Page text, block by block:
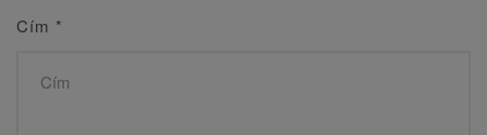
Cím *